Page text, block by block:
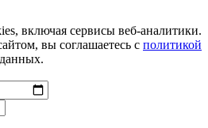
включая сервисы веб-аналитики.
вы соглашаетесь с политикой